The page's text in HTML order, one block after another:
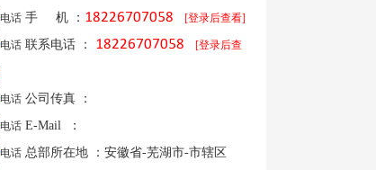
手 机 ： 󍉾򢎭󏨁󏨁򭲲򬺢󌨾򬺢󌨾󪴷򢎭 [登录后查看]
联系电话 ： 󍉾򢎭󏨁󏨁򭲲򬺢󌨾򬺢󌨾󪴷򢎭 [登录后查
公司传真 ：
E-Mail ：
总部所在地 ：安徽省-芜湖市-市辖区